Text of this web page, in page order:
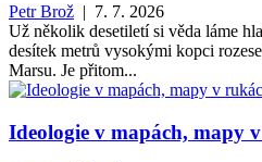
Petr Brož | 7. 7. 2026
Už několik desetiletí si věda láme
desítek metrů vysokými kopci
Marsu. Je přitom...
Ideologie v mapách, mapy